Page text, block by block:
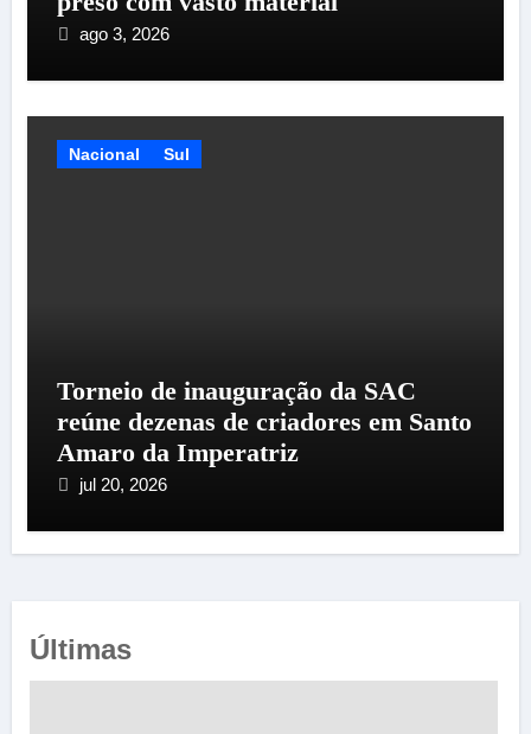
ago 3, 2026
Nacional Sul
Torneio de inauguração da SAC
reúne dezenas de criadores em Santo
Amaro da Imperatriz
jul 20, 2026
Últimas